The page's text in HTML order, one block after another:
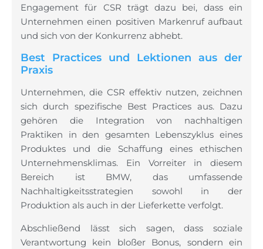
Engagement für CSR trägt dazu bei, dass ein
Unternehmen einen positiven Markenruf aufbaut
und sich von der Konkurrenz abhebt.
Best Practices und Lektionen aus der
Praxis
Unternehmen, die CSR effektiv nutzen, zeichnen
sich durch spezifische Best Practices aus. Dazu
gehören die Integration von nachhaltigen
Praktiken in den gesamten Lebenszyklus eines
Produktes und die Schaffung eines ethischen
Unternehmensklimas. Ein Vorreiter in diesem
Bereich ist BMW, das umfassende
Nachhaltigkeitsstrategien sowohl in der
Produktion als auch in der Lieferkette verfolgt.
Abschließend lässt sich sagen, dass soziale
Verantwortung kein bloßer Bonus, sondern ein